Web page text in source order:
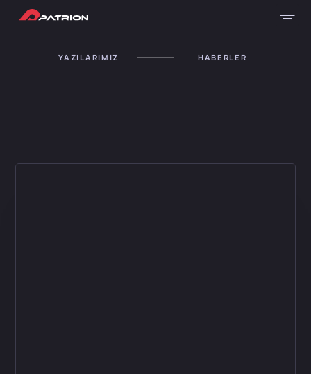
YAZILARIMIZ HABERLER